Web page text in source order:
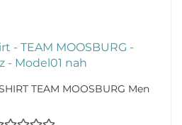
TEAM MOOSBURG Men